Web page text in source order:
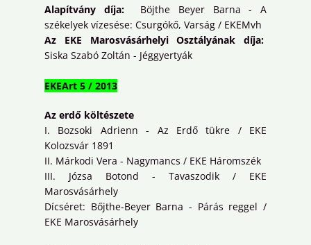
Alapítvány díja:Böjthe Beyer Barna - A
székelyek vízesése: Csurgókő, Varság / EKEMvh
Az EKE Marosvásárhelyi Osztályának díja:
Siska Szabó Zoltán - Jéggyertyák
EKEArt 5 / 2013
Az erdő költészete
I. Bozsoki Adrienn - Az Erdő tükre / EKE
Kolozsvár 1891
II. Márkodi Vera - Nagymancs / EKE Háromszék
III. Józsa Botond - Tavaszodik / EKE
Marosvásárhely
Dícséret: Bőjthe-Beyer Barna - Párás reggel /
EKE Marosvásárhely